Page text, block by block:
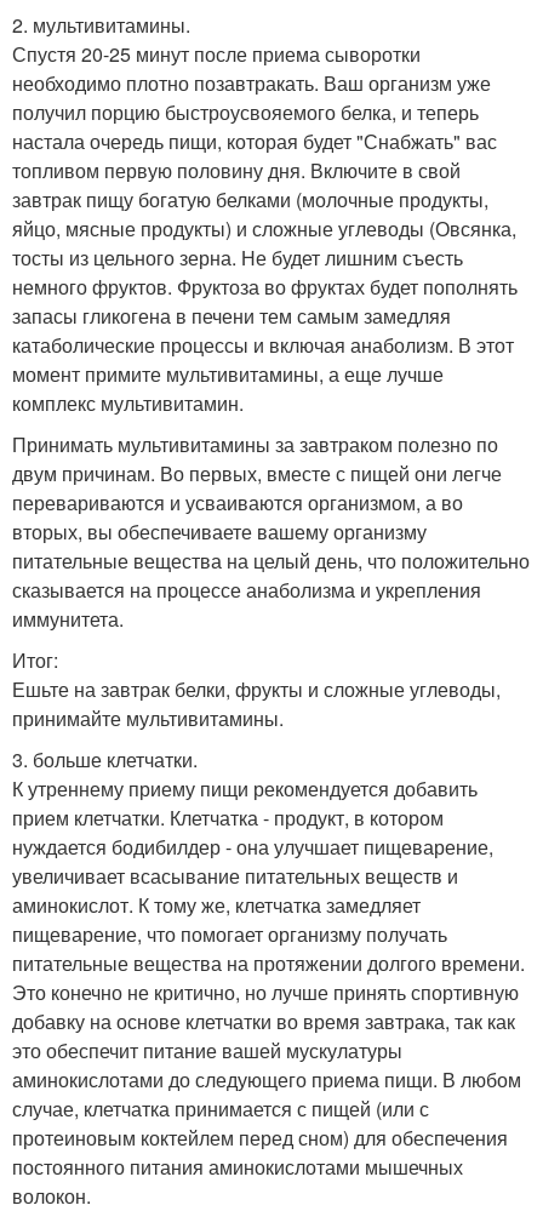
2. мультивитамины.
Спустя 20-25 минут после приема сыворотки
необходимо плотно позавтракать. Ваш организм уже
получил порцию быстроусвояемого белка, и теперь
настала очередь пищи, которая будет "Снабжать" вас
топливом первую половину дня. Включите в свой
завтрак пищу богатую белками (молочные продукты,
яйцо, мясные продукты) и сложные углеводы (Овсянка,
тосты из цельного зерна. Не будет лишним съесть
немного фруктов. Фруктоза во фруктах будет пополнять
запасы гликогена в печени тем самым замедляя
катаболические процессы и включая анаболизм. В этот
момент примите мультивитамины, а еще лучше
комплекс мультивитамин.
Принимать мультивитамины за завтраком полезно по
двум причинам. Во первых, вместе с пищей они легче
перевариваются и усваиваются организмом, а во
вторых, вы обеспечиваете вашему организму
питательные вещества на целый день, что положительно
сказывается на процессе анаболизма и укрепления
иммунитета.
Итог:
Ешьте на завтрак белки, фрукты и сложные углеводы,
принимайте мультивитамины.
3. больше клетчатки.
К утреннему приему пищи рекомендуется добавить
прием клетчатки. Клетчатка - продукт, в котором
нуждается бодибилдер - она улучшает пищеварение,
увеличивает всасывание питательных веществ и
аминокислот. К тому же, клетчатка замедляет
пищеварение, что помогает организму получать
питательные вещества на протяжении долгого времени.
Это конечно не критично, но лучше принять спортивную
добавку на основе клетчатки во время завтрака, так как
это обеспечит питание вашей мускулатуры
аминокислотами до следующего приема пищи. В любом
случае, клетчатка принимается с пищей (или с
протеиновым коктейлем перед сном) для обеспечения
постоянного питания аминокислотами мышечных
волокон.